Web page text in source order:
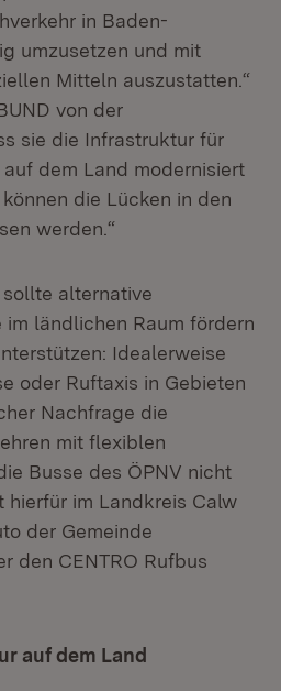
in Baden-
umzusetzen und mit
Mitteln auszustatten.“
von der
sie die Infrastruktur für
dem Land modernisiert
die Lücken in den
werden.“
alternative
ländlichen Raum fördern
Idealerweise
oder Ruftaxis in Gebieten
Nachfrage die
mit flexiblen
Busse des ÖPNV nicht
hierfür im Landkreis Calw
der Gemeinde
den CENTRO Rufbus
auf dem Land